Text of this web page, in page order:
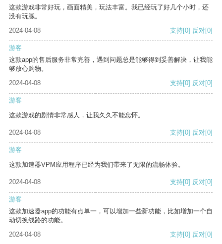
这款游戏非常好玩，画面精美，玩法丰富。我已经玩了好几个小时，还
没有玩腻。
2024-04-08
支持[0] 反对[0]
游客
这款app的售后服务非常完善，遇到问题总是能够得到妥善解决，让我能
够放心购物。
2024-04-08
支持[0] 反对[0]
游客
这款游戏的剧情非常感人，让我久久不能忘怀。
2024-04-08 支持[0] 反对[0]
游客
这款加速器VPM应用程序已经为我们带来了无限的流畅体验。
2024-04-08 支持[0] 反对[0]
游客
这款加速器app的功能有点单一，可以增加一些新功能，比如增加一个自
动切换线路的功能。
2024-04-08
支持[0] 反对[0]